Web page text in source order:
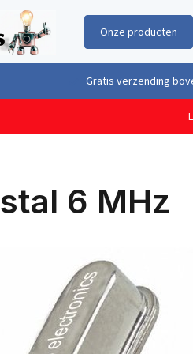
Onze producten
Geleverd uit eigen
6 MHz